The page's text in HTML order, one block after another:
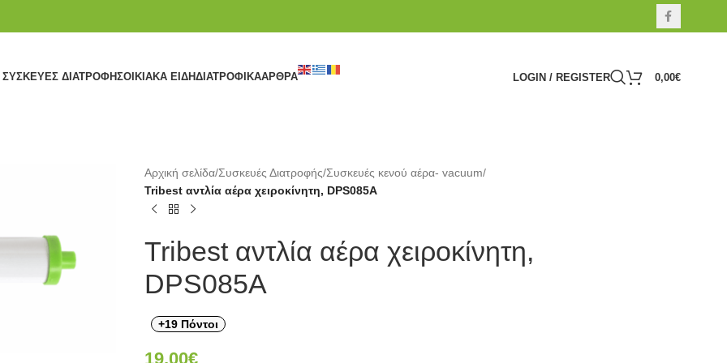
ΣΥΣΚΕΥΈΣ ΔΙΑΤΡΟΦΉΣΟΙΚΙΑΚΆ ΕΊΔΗΔΙΑΤΡΟΦΙΚΆΆΡΘΡΑ LOGIN / REGISTER 0,00€
Αρχική σελίδα/Συσκευές Διατροφής/Συσκευές κενού αέρα- vacuum/
Tribest αντλία αέρα χειροκίνητη, DPS085A
Tribest αντλία αέρα χειροκίνητη,
DPS085A
+19 Πόντοι
19,00€